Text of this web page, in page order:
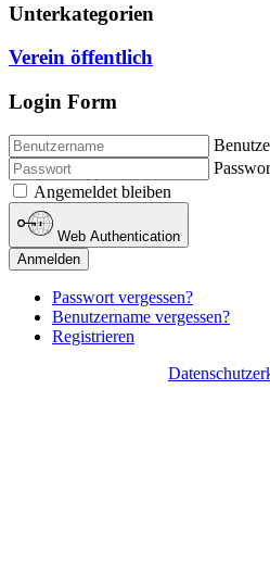
Unterkategorien
Verein öffentlich
Login Form
Angemeldet bleiben
Web Authentication
Anmelden
Passwort vergessen?
Benutzername vergessen?
Registrieren